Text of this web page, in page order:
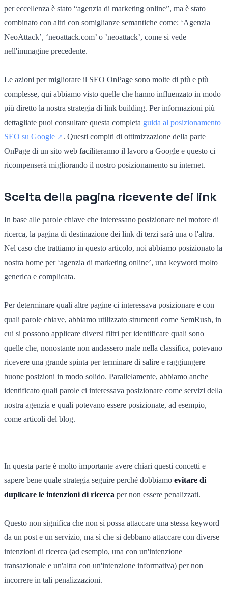
per eccellenza è stato “agenzia di marketing online”, ma è stato
combinato con altri con somiglianze semantiche come: ‘Agenzia
NeoAttack’, ‘neoattack.com’ o ’neoattack’, come si vede
nell'immagine precedente.
Le azioni per migliorare il SEO OnPage sono molte di più e più
complesse, qui abbiamo visto quelle che hanno influenzato in modo
più diretto la nostra strategia di link building. Per informazioni più
dettagliate puoi consultare questa completa guida al posizionamento
SEO su Google
. Questi compiti di ottimizzazione della parte
OnPage di un sito web faciliteranno il lavoro a Google e questo ci
ricompenserà migliorando il nostro posizionamento su internet.
Scelta della pagina ricevente dei link
In base alle parole chiave che interessano posizionare nel motore di
ricerca, la pagina di destinazione dei link di terzi sarà una o l'altra.
Nel caso che trattiamo in questo articolo, noi abbiamo posizionato la
nostra home per ‘agenzia di marketing online’, una keyword molto
generica e complicata.
Per determinare quali altre pagine ci interessava posizionare e con
quali parole chiave, abbiamo utilizzato strumenti come SemRush, in
cui si possono applicare diversi filtri per identificare quali sono
quelle che, nonostante non andassero male nella classifica, potevano
ricevere una grande spinta per terminare di salire e raggiungere
buone posizioni in modo solido. Parallelamente, abbiamo anche
identificato quali parole ci interessava posizionare come servizi della
nostra agenzia e quali potevano essere posizionate, ad esempio,
come articoli del blog.
In questa parte è molto importante avere chiari questi concetti e
sapere bene quale strategia seguire perché dobbiamo evitare di
duplicare le intenzioni di ricerca per non essere penalizzati.
Questo non significa che non si possa attaccare una stessa keyword
da un post e un servizio, ma sì che si debbano attaccare con diverse
intenzioni di ricerca (ad esempio, una con un'intenzione
transazionale e un'altra con un'intenzione informativa) per non
incorrere in tali penalizzazioni.